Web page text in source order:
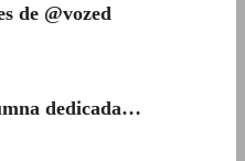
de @vozed
dedicada…